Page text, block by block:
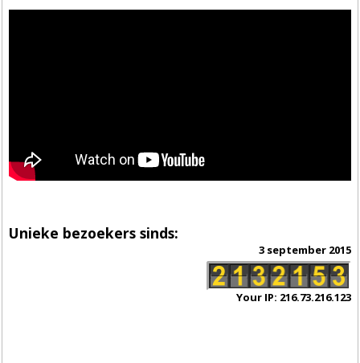
Unieke bezoekers sinds:
3 september 2015
Your IP: 216.73.216.123